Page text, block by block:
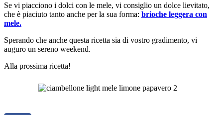
Se vi piacciono i dolci con le mele, vi consiglio un dolce lievitato,
che è piaciuto tanto anche per la sua forma: brioche leggera con
mele.
Sperando che anche questa ricetta sia di vostro gradimento, vi
auguro un sereno weekend.
Alla prossima ricetta!